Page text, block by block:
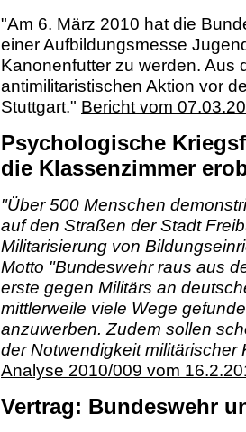
"Am 6. März 2010 hat die
einer Aufbildungsmesse
Kanonenfutter zu werden. Aus
antimilitaristischen Aktion vor
Stuttgart." Bericht vom
Psychologische
die Klassenzimmer
"Über 500 Menschen
auf den Straßen der Stadt
Militarisierung von
Motto "Bundeswehr raus aus
erste gegen Militärs an
mittlerweile viele Wege
anzuwerben. Zudem sollen
der Notwendigkeit
Analyse 2010/009 vom
Vertrag: Bundeswehr